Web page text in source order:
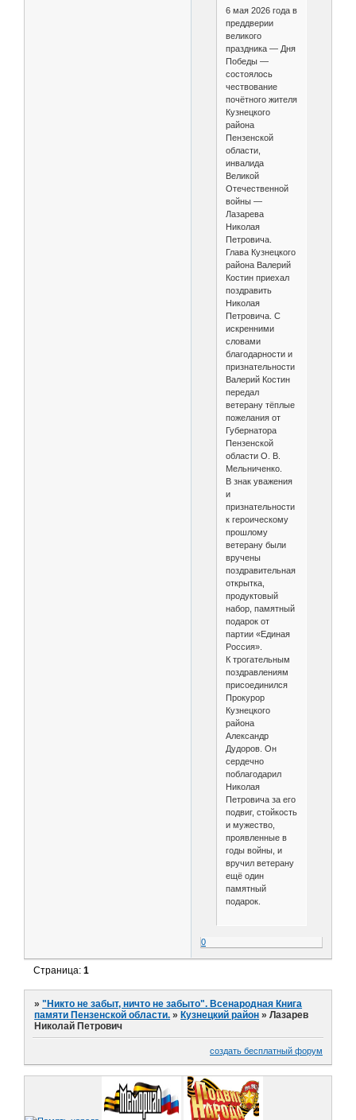
6 мая 2026 года в
преддверии
великого
праздника — Дня
Победы —
состоялось
чествование
почётного жителя
Кузнецкого
района
Пензенской
области,
инвалида
Великой
Отечественной
войны —
Лазарева
Николая
Петровича.
Глава Кузнецкого
района Валерий
Костин приехал
поздравить
Николая
Петровича. С
искренними
словами
благодарности и
признательности
Валерий Костин
передал
ветерану тёплые
пожелания от
Губернатора
Пензенской
области О. В.
Мельниченко.
В знак уважения
и
признательности
к героическому
прошлому
ветерану были
вручены
поздравительная
открытка,
продуктовый
набор, памятный
подарок от
партии «Единая
Россия».
К трогательным
поздравлениям
присоединился
Прокурор
Кузнецкого
района
Александр
Дудоров. Он
сердечно
поблагодарил
Николая
Петровича за его
подвиг, стойкость
и мужество,
проявленные в
годы войны, и
вручил ветерану
ещё один
памятный
подарок.
0
Страница:1
»"Никто не забыт, ничто не забыто". Всенародная Книга
памяти Пензенской области. »Кузнецкий район »Лазарев
Николай Петрович
создать бесплатный форум